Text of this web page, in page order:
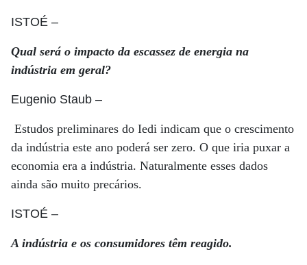
ISTOÉ –
Qual será o impacto da escassez de energia na
indústria em geral?
Eugenio Staub –
Estudos preliminares do Iedi indicam que o crescimento
da indústria este ano poderá ser zero. O que iria puxar a
economia era a indústria. Naturalmente esses dados
ainda são muito precários.
ISTOÉ –
A indústria e os consumidores têm reagido.